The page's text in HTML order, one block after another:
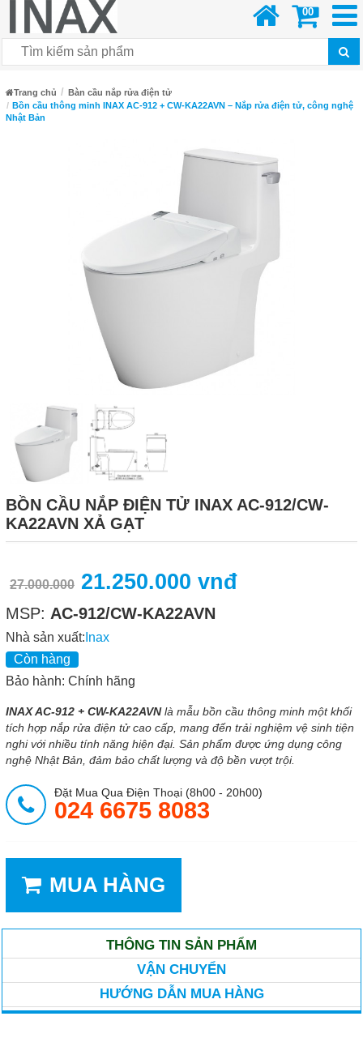
00
Trang chủ
Bàn cầu nắp rửa điện tử
Bồn cầu thông minh INAX AC-912 + CW-KA22AVN – Nắp rửa điện tử, công nghệ
Nhật Bản
BỒN CẦU NẮP ĐIỆN TỬ INAX AC-912/CW-
KA22AVN XẢ GẠT
27.000.000 21.250.000 vnđ
MSP: AC-912/CW-KA22AVN
Nhà sản xuất: Inax
Còn hàng
Bảo hành: Chính hãng
INAX AC-912 + CW-KA22AVNlà mẫu bồn cầu thông minh một khối
tích hợp nắp rửa điện tử cao cấp, mang đến trải nghiệm vệ sinh tiện
nghi với nhiều tính năng hiện đại. Sản phẩm được ứng dụng công
nghệ Nhật Bản, đảm bảo chất lượng và độ bền vượt trội.
Đặt Mua Qua Điện Thoại (8h00 - 20h00)
024 6675 8083
MUA HÀNG
THÔNG TIN SẢN PHẨM
VẬN CHUYỂN
HƯỚNG DẪN MUA HÀNG